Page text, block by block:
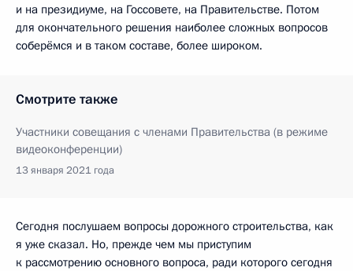
и на президиуме, на Госсовете, на Правительстве. Потом
для окончательного решения наиболее сложных вопросов
соберёмся и в таком составе, более широком.
Смотрите также
Участники совещания с членами Правительства (в режиме
видеоконференции)
13 января 2021 года
Сегодня послушаем вопросы дорожного строительства, как
я уже сказал. Но, прежде чем мы приступим
к рассмотрению основного вопроса, ради которого сегодня